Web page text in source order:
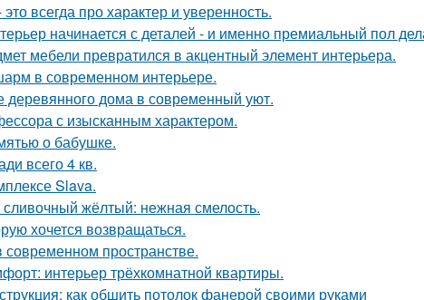
всегда про характер и уверенность.
начинается с деталей - и именно премиальный пол
мебели превратился в акцентный элемент интерьера.
в современном интерьере.
дома в современный уют.
с изысканным характером.
о бабушке.
всего 4 кв.
Slava.
жёлтый: нежная смелость.
хочется возвращаться.
современном пространстве.
интерьер трёхкомнатной квартиры.
как обшить потолок фанерой своими руками